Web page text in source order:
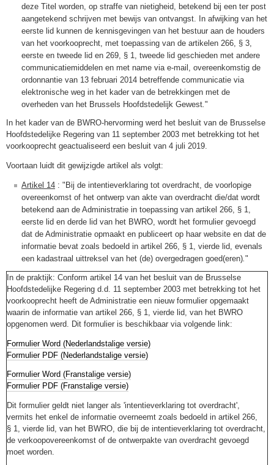
deze Titel worden, op straffe van nietigheid, betekend bij een ter post
aangetekend schrijven met bewijs van ontvangst. In afwijking van het
eerste lid kunnen de kennisgevingen van het bestuur aan de houders
van het voorkooprecht, met toepassing van de artikelen 266, § 3,
eerste en tweede lid en 269, § 1, tweede lid geschieden met andere
communicatiemiddelen en met name via e-mail, overeenkomstig de
ordonnantie van 13 februari 2014 betreffende communicatie via
elektronische weg in het kader van de betrekkingen met de
overheden van het Brussels Hoofdstedelijk Gewest."
In het kader van de BWRO-hervorming werd het besluit van de Brusselse
Hoofdstedelijke Regering van 11 september 2003 met betrekking tot het
voorkooprecht geactualiseerd een besluit van 4 juli 2019.
Voortaan luidt dit gewijzigde artikel als volgt:
Artikel 14 : "Bij de intentieverklaring tot overdracht, de voorlopige
overeenkomst of het ontwerp van akte van overdracht die/dat wordt
betekend aan de Administratie in toepassing van artikel 266, § 1,
eerste lid en derde lid van het BWRO, wordt het formulier gevoegd
dat de Administratie opmaakt en publiceert op haar website en dat de
informatie bevat zoals bedoeld in artikel 266, § 1, vierde lid, evenals
een kadastraal uittreksel van het (de) overgedragen goed(eren) "
In de praktijk: Conform artikel 14 van het besluit van de Brusselse
Hoofdstedelijke Regering d.d. 11 september 2003 met betrekking tot het
voorkooprecht heeft de Administratie een nieuw formulier opgemaakt
waarin de informatie van artikel 266, § 1, vierde lid, van het BWRO
opgenomen werd. Dit formulier is beschikbaar via volgende link:
Formulier Word (Nederlandstalige versie)
Formulier PDF (Nederlandstalige versie)
Formulier Word (Franstalige versie)
Formulier PDF (Franstalige versie)
Dit formulier geldt niet langer als 'intentieverklaring tot overdracht',
vermits het enkel de informatie overneemt zoals bedoeld in artikel 266,
§ 1, vierde lid, van het BWRO, die bij de intentieverklaring tot overdracht,
de verkoopovereenkomst of de ontwerpakte van overdracht gevoegd
moet worden.